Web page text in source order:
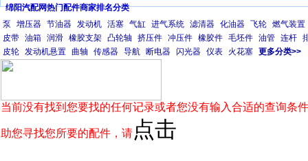
绵阳汽配网热门配件商家排名分类
泵
增压器 节油器 发动机 活塞 气缸 进气系统 滤清器 化油器 飞轮 燃气装置
皮带 油箱 润滑 橡胶支架 凸轮轴 挤压件 冲压件 橡胶件 毛坯件 油管 连杆
皮轮 发动机悬置 曲轴 传感器 导航 断电器 闪光器 仪表 火花塞 更多分类>>
当前没有找到您要找的任何记录或者您没有输入合适的查询条
助您寻找您所要的配件，请 点击